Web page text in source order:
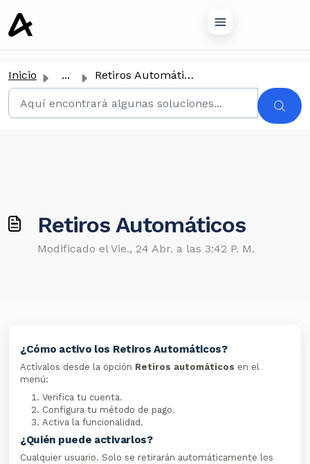
principal
Inicio ... Retiros Automáticos
Retiros Automáticos
Modificado el Vie., 24 Abr. a las 3:42 P. M.
¿Cómo activo los Retiros Automáticos?
Actívalos desde la opción Retiros automáticos en el
menú:
Verifica tu cuenta.
Configura tu método de pago.
Activa la funcionalidad.
¿Quién puede activarlos?
Cualquier usuario. Solo se retirarán automáticamente los